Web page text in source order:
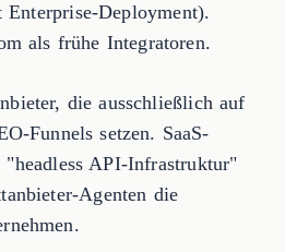
Deployment).
als frühe Integratoren.
die ausschließlich auf
Funnels setzen. SaaS-
API-Infrastruktur"
Agenten die